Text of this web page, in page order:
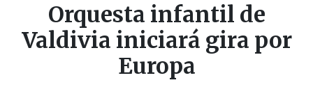
Orquesta infantil de
Valdivia iniciará gira por
Europa